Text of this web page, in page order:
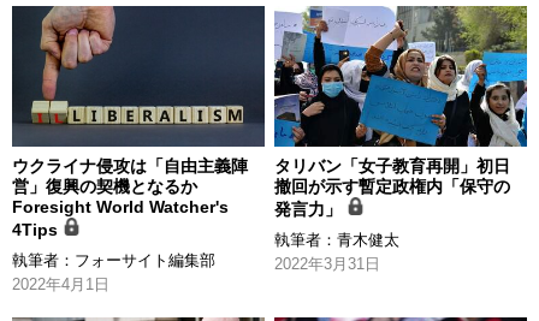
ウクライナ侵攻は「自由主義陣
営」復興の契機となるか
Foresight World Watcher's
4Tips
執筆者： フォーサイト編集部
2022年4月1日
タリバン「女子教育再開」初日
撤回が示す暫定政権内「保守の
発言力」
執筆者：青木健太
2022年3月31日